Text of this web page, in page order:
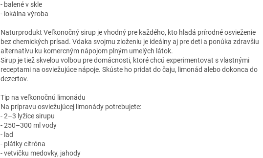
- balené v skle
- lokálna výroba
Naturprodukt Veľkonočný sirup je vhodný pre každého, kto hladá prírodné osvieženie
bez chemických prísad. Vdaka svojmu zloženiu je ideálny aj pre deti a ponúka zdravšiu
alternatívu ku komercným nápojom plným umelých látok.
Sirup je tiež skvelou volbou pre domácnosti, ktoré chcú experimentovat s vlastnými
receptami na osviežujúce nápoje. Skúste ho pridat do čaju, limonád alebo dokonca do
dezertov.
Tip na veľkonočnú limonádu
Na prípravu osviežujúcej limonády potrebujete:
- 2–3 lyžice sirupu
- 250–300 ml vody
- lad
- plátky citróna
- vetvičku medovky, jahody